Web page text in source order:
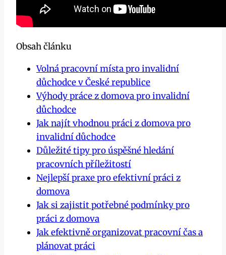
Obsah článku
Volná pracovní místa pro invalidní
důchodce v České republice
Výhody práce z domova pro invalidní
důchodce
Jak najít vhodnou práci z domova pro
invalidní důchodce
Důležité tipy pro úspěšné hledání
pracovních příležitostí
Nejlepší praxe pro efektivní práci z
domova
Jak si zajistit potřebné podmínky pro
práci z domova
Jak efektivně organizovat pracovní čas a
plánovat práci